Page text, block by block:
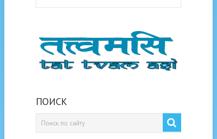
ПОИСК